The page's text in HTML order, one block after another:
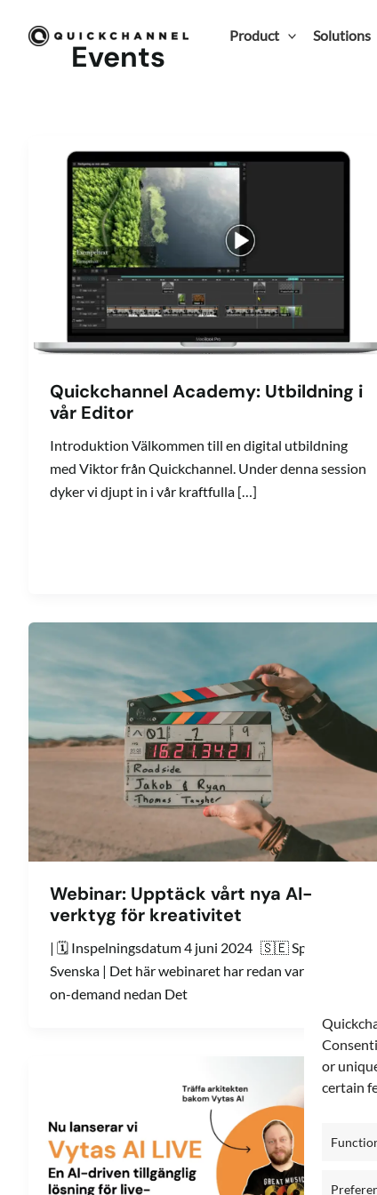
or
certain
Product
Solutions
Events
Quickchannel Academy: Utbildning i
vår Editor
Introduktion Välkommen till en digital utbildning
med Viktor från Quickchannel. Under denna session
dyker vi djupt in i vår kraftfulla […]
Webinar: Upptäck vårt nya AI-
verktyg för kreativitet
| 🗓️ Inspelningsdatum 4 juni 2024 🇸🇪 Språk:
Svenska | Det här webinaret har redan varit. Se det
on-demand nedan Det